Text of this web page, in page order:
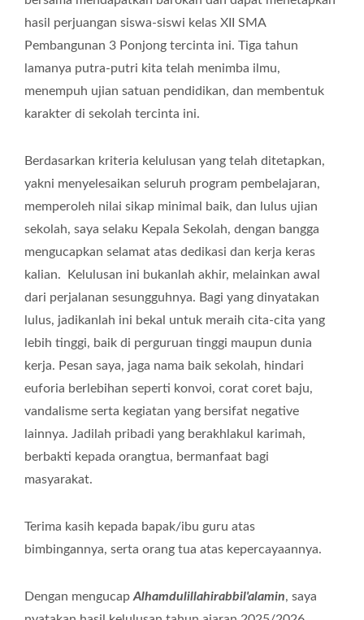
hasil perjuangan siswa-siswi kelas XII SMA
Pembangunan 3 Ponjong tercinta ini. Tiga tahun
lamanya putra-putri kita telah menimba ilmu,
menempuh ujian satuan pendidikan, dan membentuk
karakter di sekolah tercinta ini.
Berdasarkan kriteria kelulusan yang telah ditetapkan,
yakni menyelesaikan seluruh program pembelajaran,
memperoleh nilai sikap minimal baik, dan lulus ujian
sekolah, saya selaku Kepala Sekolah, dengan bangga
mengucapkan selamat atas dedikasi dan kerja keras
kalian. Kelulusan ini bukanlah akhir, melainkan awal
dari perjalanan sesungguhnya. Bagi yang dinyatakan
lulus, jadikanlah ini bekal untuk meraih cita-cita yang
lebih tinggi, baik di perguruan tinggi maupun dunia
kerja. Pesan saya, jaga nama baik sekolah, hindari
euforia berlebihan seperti konvoi, corat coret baju,
vandalisme serta kegiatan yang bersifat negative
lainnya. Jadilah pribadi yang berakhlakul karimah,
berbakti kepada orangtua, bermanfaat bagi
masyarakat.
Terima kasih kepada bapak/ibu guru atas
bimbingannya, serta orang tua atas kepercayaannya.
Dengan mengucap Alhamdulillahirabbil'alamin, saya